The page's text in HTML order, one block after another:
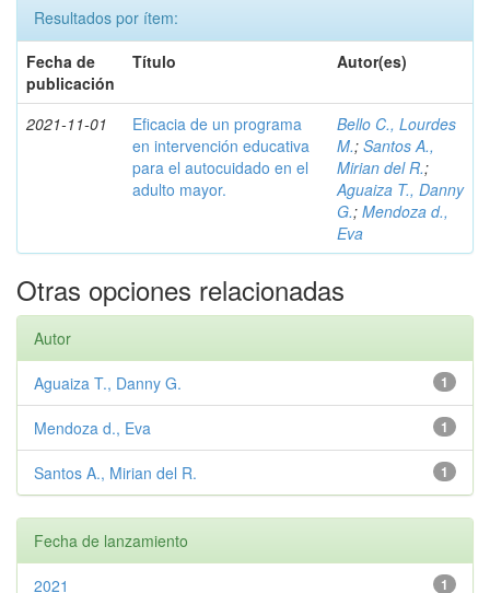
Resultados por ítem:
Fecha de
publicación
Título Autor(es)
2021-11-01
Eficacia de un programa
en intervención educativa
para el autocuidado en el
adulto mayor.
Bello C., Lourdes
M.; Santos A.,
Mirian del R.;
Aguaiza T., Danny
G.; Mendoza d.,
Eva
Otras opciones relacionadas
Autor
1
Aguaiza T., Danny G.
1
Mendoza d., Eva
1
Santos A., Mirian del R.
Fecha de lanzamiento
1
2021